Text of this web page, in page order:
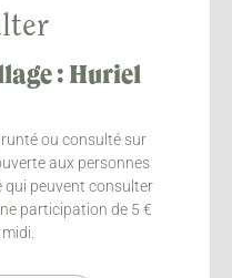
: Huriel
ou consulté sur
aux personnes
qui peuvent consulter
participation de 5 €